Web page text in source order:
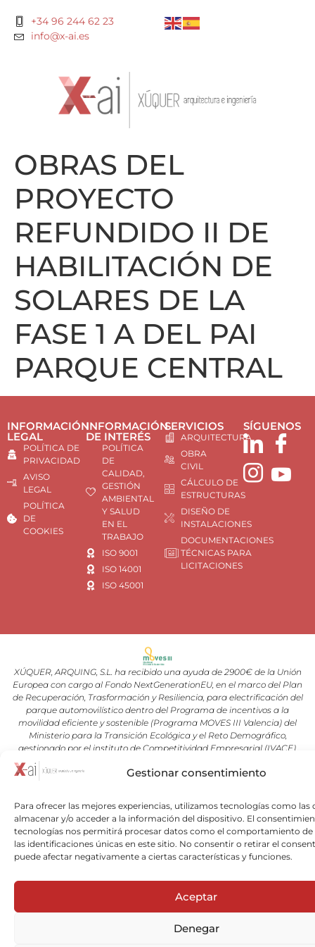
Gestionar consentimiento
Para ofrecer las mejores experiencias, utilizamos tecnologías como las
almacenar y/o acceder a la información del dispositivo. El
tecnologías nos permitirá procesar datos como el comportamiento de
las identificaciones únicas en este sitio. No consentir o retirar el
puede afectar negativamente a ciertas características y funciones.
Aceptar
Denegar
+34 96 244 62 23
info@x-ai.es
OBRAS DEL
PROYECTO
REFUNDIDO II DE
HABILITACIÓN DE
SOLARES DE LA
FASE 1 A DEL PAI
PARQUE CENTRAL
INFORMACIÓN
LEGAL
POLÍTICA DE
PRIVACIDAD
AVISO
LEGAL
POLÍTICA
DE
COOKIES
INFORMACIÓN
DE INTERÉS
POLÍTICA
DE
CALIDAD,
GESTIÓN
AMBIENTAL
Y SALUD
EN EL
TRABAJO
ISO 9001
ISO 14001
ISO 45001
SERVICIOS
ARQUITECTURA
OBRA
CIVIL
CÁLCULO DE
ESTRUCTURAS
DISEÑO DE
INSTALACIONES
DOCUMENTACIONES
TÉCNICAS PARA
LICITACIONES
SÍGUENOS
XÚQUER, ARQUING, S.L. ha recibido una ayuda de 2900€ de la Unión
Europea con cargo al Fondo NextGenerationEU, en el marco del Plan
de Recuperación, Trasformación y Resiliencia, para electrificación del
parque automovilístico dentro del Programa de incentivos a la
movilidad eficiente y sostenible (Programa MOVES III Valencia) del
Ministerio para la Transición Ecológica y el Reto Demográfico,
gestionado por el instituto de Competitividad Empresarial (IVACE).